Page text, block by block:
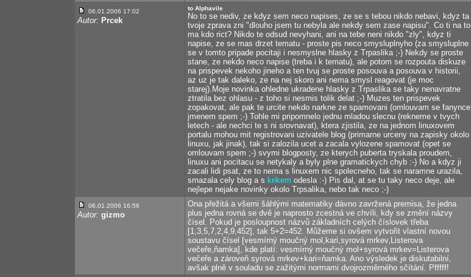
06.01.2006 17:02
Autor: Prcek
to Alphavile
No to se nediv, ze kdyz sem neco napises, ze se s tebou nikdo nebavi, kdyz ta
tvoje zprava zni "dlouho jsem tu nebyla ale nekdy sem zase napisu". Co ti na to
ma kdo rict? Nikdo te odsud nevyhani, ani na tebe neni nikdo "zly", kdyz ti
napise, ze se mas drzet tematu - proste pis neco smysluplnyho (za smysluplne
se v tomto pripade pocitaji i nesmyslne hlasky z Trpaslika ;-) Nekdy se proste
stane, ze nekdo neco napise (treba i k tematu), ale potom se rozpouta diskuze
na prispevek nekoho jineho a ten tvuj se proste posouva a posouva v historii,
az uz je tak daleko, ze na nej skoro ani nema smysl reagovat (je moc
starej).Moje novinka ohledne ukradene hlasky z Trpaslika se taky nenavratne
ztratila bez ohlasu - z toho si nesmis tolik delat ;-) Muzes ten prispevek
zopakovat, ale pak te urcite nekdo narkne ze spamovani (omlouvam se fanynce
jmenem spem ;-) Tohle mi pripomnelo jednu mladou slecnu (rekneme v tvych
letech - ale nechci te s ni srovnavat), ktera zjistila, ze na jednom linuxovem
portalu mohou mit registrovani uzivatele blog (primarne urceny na zapisky okolo
linuxu, jak jinak), tak si zalozila ucet a zacala vylozene spamovat (opet se
omlouvam spem ;-) svymi blogposty, ze kterych puberta tryskala proudem,
linuxu ani pocitacu se netykaly a byly plne gramatickych chyb :-) No a kdyz ji
zacali lidi psat, ze to nema s linuxem nic spolecneho, tak se naramne urazila,
smazala cely blog a s krikem odesla :-) Pis dal, at se tu taky neco deje, ale
nejlepe nejake novinky okolo Trpsalika, nebo tak neco ;-)
06.01.2006 16:56
Autor: gizmo
Ona přežitá a všemi šáhlými matematiky dávno zavržená premisa, že jedna
plus jedna rovná se dvě je naprosto zcestná ve chvíli, kdy se změní názvy
čísel. Pokud je posloupnost názvů základních celých číslovek třeba
[1,3,5,7,2,4,9,452], tak 5+2=452. Můžeme si ovšem vytvořit vlastní novou
soustavu čísel [vesmírný moučný mol,kari,syrová mrkev,Listerova
večeře,ňamka], kde platí: vesmírný moučný mol+syrová mrkev=Listerova
večeře a zároveň syrová mrkev+kari=ňamka. Ano výsledek je diskutabilní,
avšak plně v souladu se zažitými normami dvojrozměrného sčítání. Pfffff!